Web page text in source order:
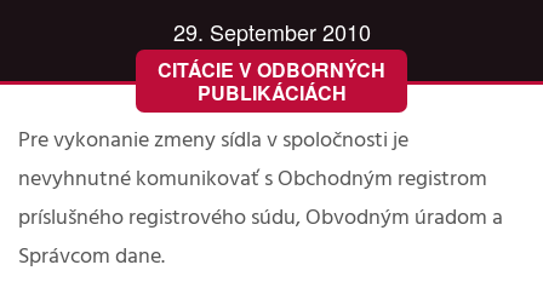
29. September 2010
CITÁCIE V ODBORNÝCH
PUBLIKÁCIÁCH
Pre vykonanie zmeny sídla v spoločnosti je
nevyhnutné komunikovať s Obchodným registrom
príslušného registrového súdu, Obvodným úradom a
Správcom dane.